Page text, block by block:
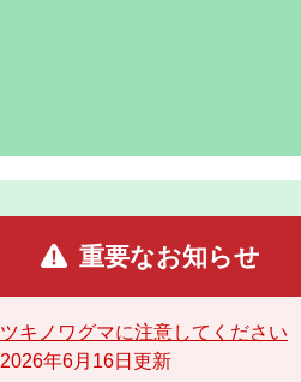
重要なお知らせ
ツキノワグマに注意してください
2026年6月16日更新